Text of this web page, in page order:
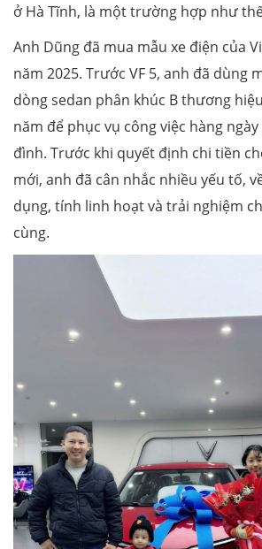
ở Hà Tĩnh, là một trường hợp như
Anh Dũng đã mua mẫu xe điện của
năm 2025. Trước VF 5, anh đã dùng
dòng sedan phân khúc B thương
năm để phục vụ công việc hàng
đình. Trước khi quyết định chi tiền
mới, anh đã cân nhắc nhiều yếu tố,
dụng, tính linh hoạt và trải nghiệm
cùng.